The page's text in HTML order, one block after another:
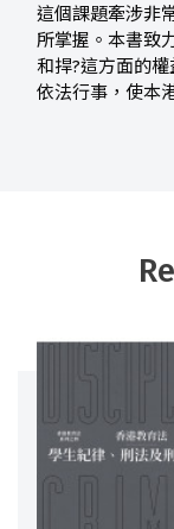
這個課題牽涉非
所掌握。本書致
和捍?這方面的
依法行事，使本